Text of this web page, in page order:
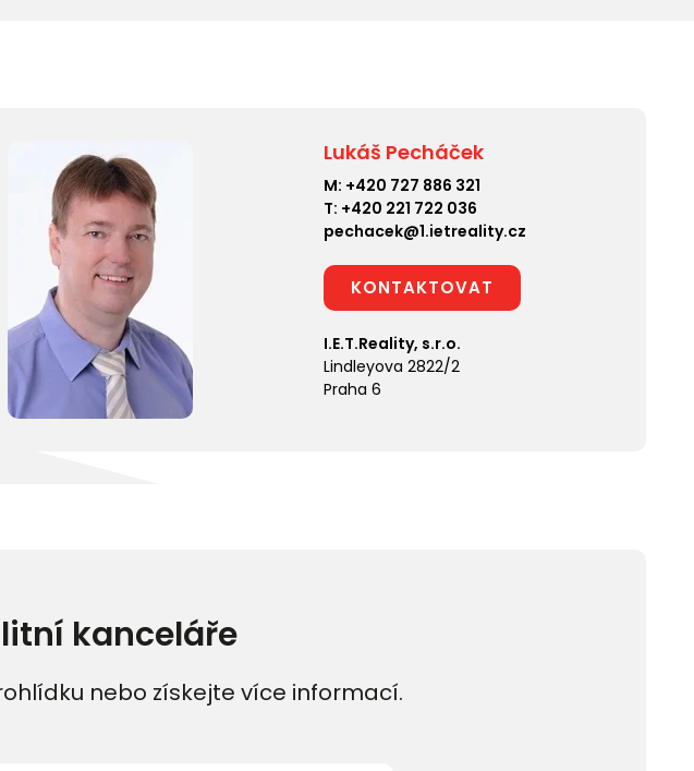
Lukáš Pecháček
M: +420 727 886 321
T: +420 221 722 036
pechacek@1.ietreality.cz
KONTAKTOVAT
I.E.T.Reality, s.r.o.
Lindleyova 2822/2
Praha 6
kanceláře
nebo získejte více informací.